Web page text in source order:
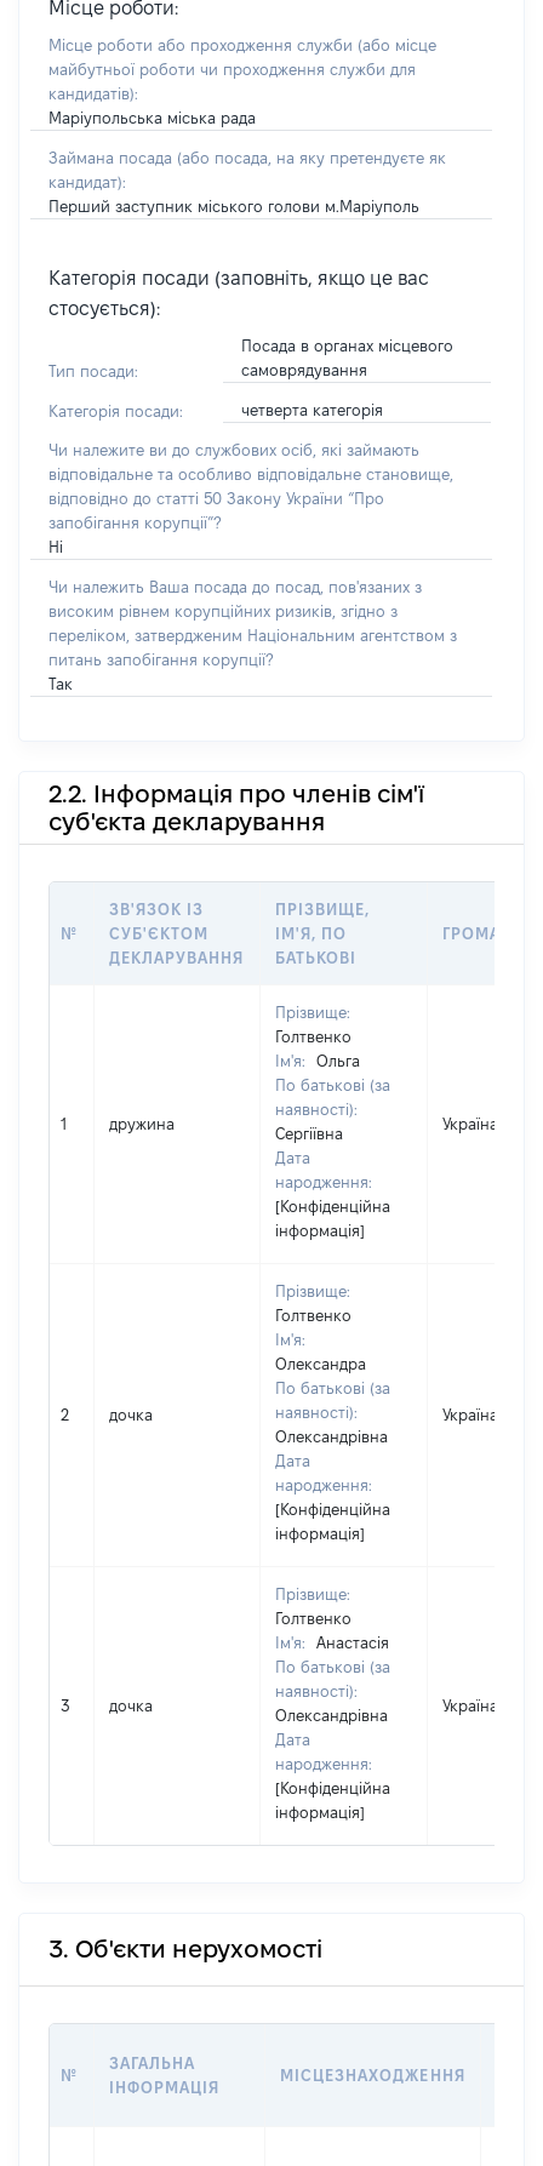
Місце роботи:
Місце роботи або проходження служби (або місце
майбутньої роботи чи проходження служби для
кандидатів):
Маріупольська міська рада
Займана посада (або посада, на яку претендуєте як
кандидат):
Перший заступник міського голови м.Маріуполь
Категорія посади (заповніть, якщо це вас
стосується):
Тип посади:
Посада в органах місцевого
самоврядування
Категорія посади: четверта категорія
Чи належите ви до службових осіб, які займають
відповідальне та особливо відповідальне становище,
відповідно до статті 50 Закону України “Про
запобігання корупції”?
Ні
Чи належить Ваша посада до посад, пов'язаних з
високим рівнем корупційних ризиків, згідно з
переліком, затвердженим Національним агентством з
питань запобігання корупції?
Так
2.2. Інформація про членів сім'ї
суб'єкта декларування
№
ЗВ'ЯЗОК ІЗ
СУБ'ЄКТОМ
ДЕКЛАРУВАННЯ
ПРІЗВИЩЕ,
ІМ'Я, ПО
БАТЬКОВІ
1 дружина
Прізвище:
Голтвенко
Ім'я:
Ольга
По батькові (за
наявності):
Сергіївна
Дата
народження:
[Конфіденційна
інформація]
Україна
2 дочка
Прізвище:
Голтвенко
Ім'я:
Олександра
По батькові (за
наявності):
Олександрівна
Дата
народження:
[Конфіденційна
інформація]
Україна
3 дочка
Прізвище:
Голтвенко
Ім'я:
Анастасія
По батькові (за
наявності):
Олександрівна
Дата
народження:
[Конфіденційна
інформація]
Україна
3. Об'єкти нерухомості
№
ЗАГАЛЬНА
ІНФОРМАЦІЯ
МІСЦЕЗНАХОДЖЕННЯ